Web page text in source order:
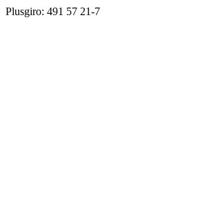
Plusgiro: 491 57 21-7